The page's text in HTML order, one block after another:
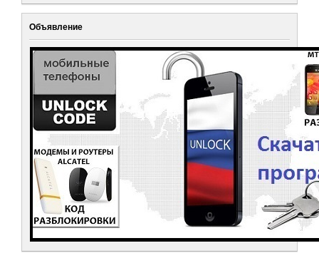
Объявление